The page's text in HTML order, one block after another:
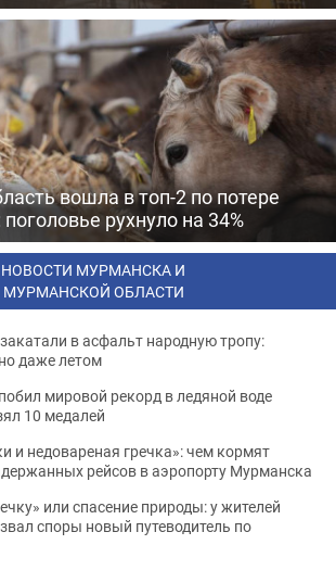
вошла в топ-2 по потере
рухнуло на 34%
НОВОСТИ МУРМАНСКА И
МУРМАНСКОЙ ОБЛАСТИ
в асфальт народную тропу:
даже летом
мировой рекорд в ледяной воде
10 медалей
и недовареная гречка»: чем кормят
рейсов в аэропорту Мурманска
или спасение природы: у жителей
споры новый путеводитель по